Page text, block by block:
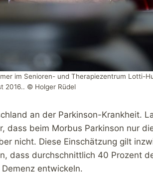
im Senioren- und Therapiezentrum Lotti-
2016.. © Holger Rüdel
an der Parkinson-Krankheit.
dass beim Morbus Parkinson nur
nicht. Diese Einschätzung gilt
dass durchschnittlich 40 Prozent
entwickeln.